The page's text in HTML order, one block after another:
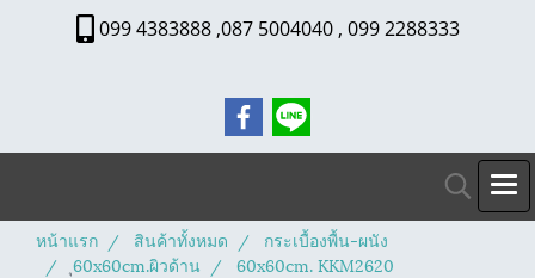
099 4383888 ,087 5004040 , 099 2288333
หน้าแรก สินค้าทั้งหมด
กระเบื้องพื้น-ผนัง
ุ60x60cm.ผิวด้าน
60x60cm. KKM2620